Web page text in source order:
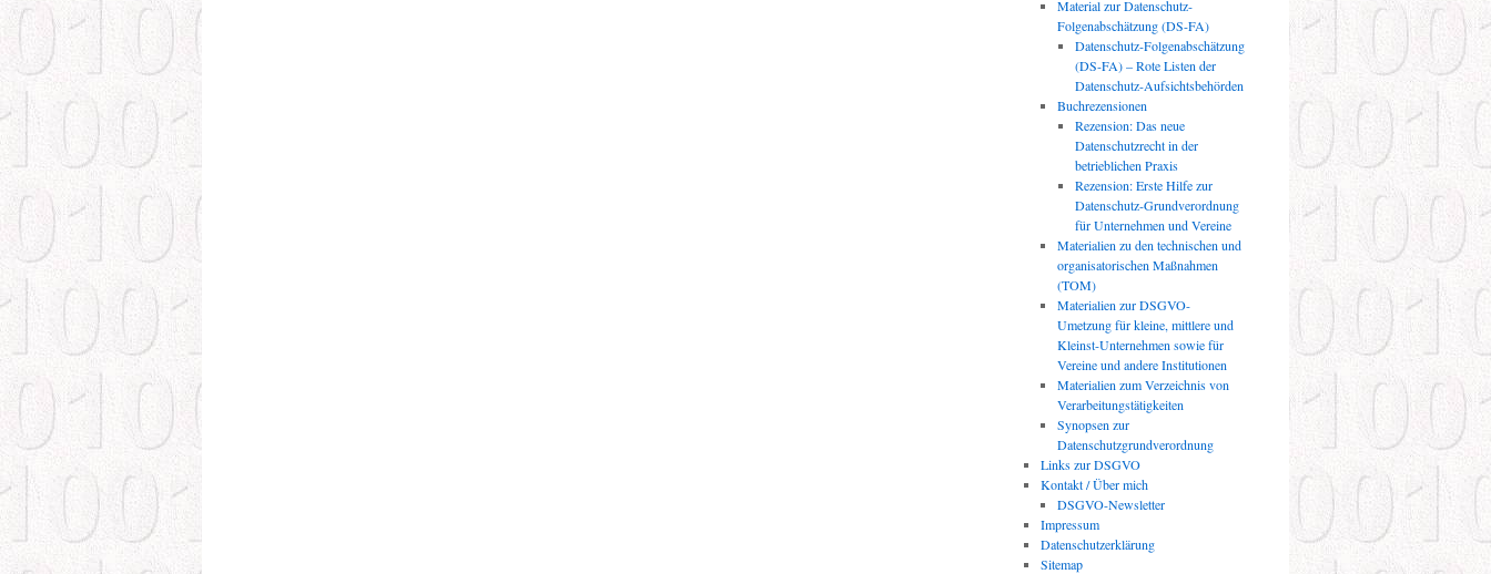
Material zur Datenschutz-
Folgenabschätzung (DS-FA)
Datenschutz-Folgenabschätzung
(DS-FA) – Rote Listen der
Datenschutz-Aufsichtsbehörden
Buchrezensionen
Rezension: Das neue
Datenschutzrecht in der
betrieblichen Praxis
Rezension: Erste Hilfe zur
Datenschutz-Grundverordnung
für Unternehmen und Vereine
Materialien zu den technischen und
organisatorischen Maßnahmen
(TOM)
Materialien zur DSGVO-
Umetzung für kleine, mittlere und
Kleinst-Unternehmen sowie für
Vereine und andere Institutionen
Materialien zum Verzeichnis von
Verarbeitungstätigkeiten
Synopsen zur
Datenschutzgrundverordnung
Links zur DSGVO
Kontakt / Über mich
DSGVO-Newsletter
Impressum
Datenschutzerklärung
Sitemap